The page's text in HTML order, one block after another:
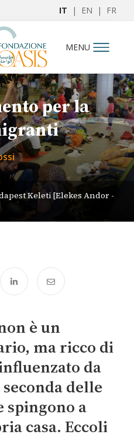
IT | EN | FR
MENU
per la
Keleti [Elekes Andor -
è un
ma ricco di
da
delle
spingono a
casa. Eccoli